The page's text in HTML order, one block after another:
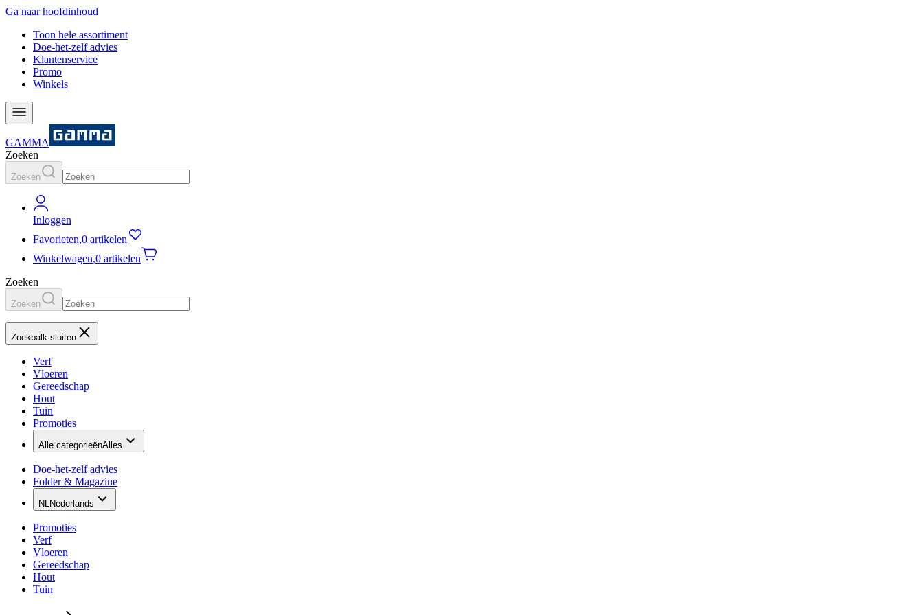
Ga naar hoofdinhoud
Toon hele assortiment
Doe-het-zelf advies
Klantenservice
Promo
Winkels
GAMMA
Zoeken
Zoeken
Inloggen
Favorieten,0 artikelen
Winkelwagen,0 artikelen
Zoeken
Zoeken
Zoekbalk sluiten
Verf
Vloeren
Gereedschap
Hout
Tuin
Promoties
Alle categorieënAlles
Doe-het-zelf advies
Folder & Magazine
NLNederlands
Promoties
Verf
Vloeren
Gereedschap
Hout
Tuin